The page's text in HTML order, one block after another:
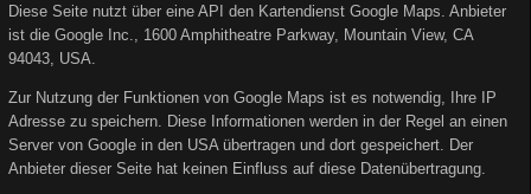
Diese Seite nutzt über eine API den Kartendienst Google Maps. Anbieter
ist die Google Inc., 1600 Amphitheatre Parkway, Mountain View, CA
94043, USA.
Zur Nutzung der Funktionen von Google Maps ist es notwendig, Ihre IP
Adresse zu speichern. Diese Informationen werden in der Regel an einen
Server von Google in den USA übertragen und dort gespeichert. Der
Anbieter dieser Seite hat keinen Einfluss auf diese Datenübertragung.